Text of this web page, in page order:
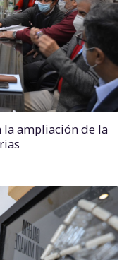
la ampliación de la